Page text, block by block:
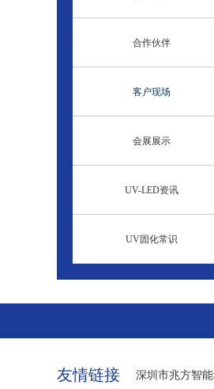
合作伙伴
客户现场
会展展示
UV-LED资讯
UV固化常识
友情链接 深圳市兆方智